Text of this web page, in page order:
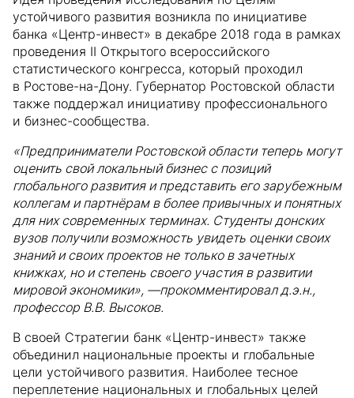
устойчивого развития возникла по инициативе
банка «Центр-инвест» в декабре 2018 года в рамках
проведения II Открытого всероссийского
статистического конгресса, который проходил
в Ростове-на-Дону. Губернатор Ростовской области
также поддержал инициативу профессионального
и бизнес-сообщества.
«Предприниматели Ростовской области теперь могут
оценить свой локальный бизнес с позиций
глобального развития и представить его зарубежным
коллегам и партнёрам в более привычных и понятных
для них современных терминах. Студенты донских
вузов получили возможность увидеть оценки своих
знаний и своих проектов не только в зачетных
книжках, но и степень своего участия в развитии
мировой экономики», —прокомментировал д.э.н.,
профессор В.В. Высоков.
В своей Стратегии банк «Центр-инвест» также
объединил национальные проекты и глобальные
цели устойчивого развития. Наиболее тесное
переплетение национальных и глобальных целей